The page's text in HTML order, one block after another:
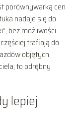
porównywarką cen
nadaje się do
bez możliwości
trafiają do
objętych
to odrębny
lepiej